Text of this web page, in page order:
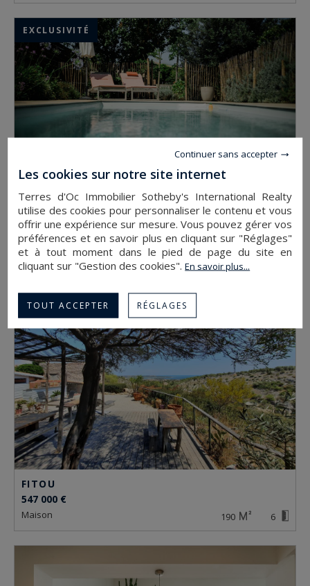
STE MARIE LA MER
479 000 €
maison 120 4
EXCLUSIVITÉ
FITOU
547 000 €
maison 190 6
Continuer sans accepter
Les cookies sur notre site internet
Terres d'Oc Immobilier Sotheby's International Realty
utilise des cookies pour personnaliser le contenu et vous
offrir une expérience sur mesure. Vous pouvez gérer vos
préférences et en savoir plus en cliquant sur "Réglages"
et à tout moment dans le pied de page du site en
cliquant sur "Gestion des cookies".En savoir plus...
TOUT ACCEPTER RÉGLAGES